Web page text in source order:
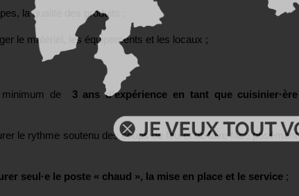
la qualité des produits ;
le matériel, les équipements et les locaux ;
minimum de 3 ans d'expérience en tant que cuisinier·ère
le rythme soutenu des coups de feu et de faire face posément
seul·e le poste « chaud », la mise en place et le service ;